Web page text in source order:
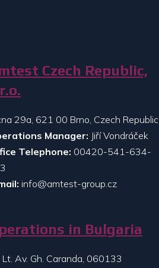
Czech Republic,
29a, 621 00 Brno, Czech Republic
Manager: Jiří Vondráček
Telephone: 00420-541-634-
info@amtest-group.cz
in Bulgaria
Av. Gh. Caranda, 060133